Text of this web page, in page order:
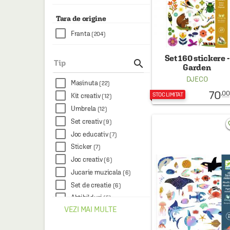
Tara de origine
Franta (204)
Tip 
Masinuta (22)
Kit creativ (12)
Umbrela (12)
Set creativ (9)
Joc educativ (7)
Sticker (7)
Joc creativ (6)
Jucarie muzicala (6)
Set de creatie (6)
Abtibilduri (5)
Carnet (5)
VEZI MAI MULTE
Set 160 stickere -
Garden
DJECO
STOC LIMITAT 70.00